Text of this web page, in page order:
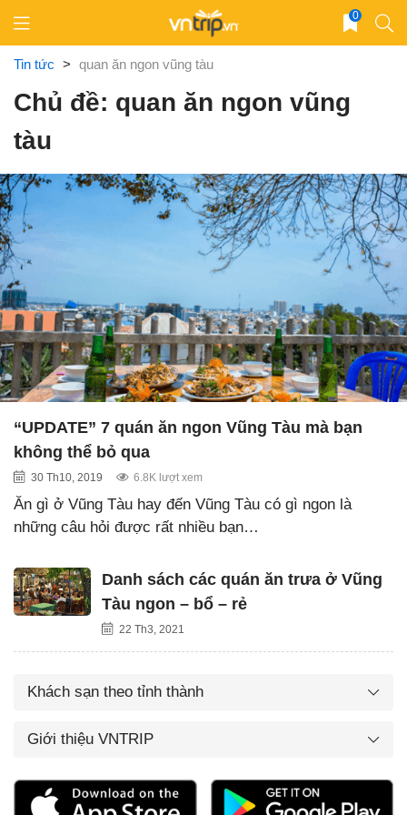
content
0
Tin tức > quan ăn ngon vũng tàu
Chủ đề: quan ăn ngon vũng
tàu
“UPDATE” 7 quán ăn ngon Vũng Tàu mà bạn
không thể bỏ qua
30 Th10, 2019 6.8K lượt xem
Ăn gì ở Vũng Tàu hay đến Vũng Tàu có gì ngon là
những câu hỏi được rất nhiều bạn…
Danh sách các quán ăn trưa ở Vũng
Tàu ngon – bổ – rẻ
22 Th3, 2021
Khách sạn theo tỉnh thành
Giới thiệu VNTRIP